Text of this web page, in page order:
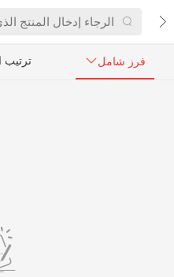

فرز شامل ترتيب